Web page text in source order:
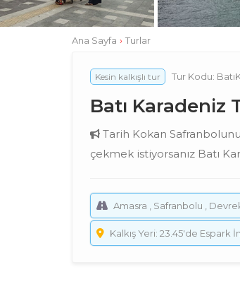
Ana Sayfa › Turlar
Kesin kalkışlı tur Tur Kodu:
Batı Karadeniz
Tarih Kokan
çekmek istiyorsanız Batı
Amasra , Safranbolu ,
Kalkış Yeri: 23.45'de